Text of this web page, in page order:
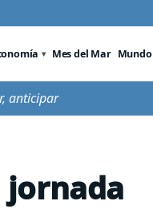
Mes del Mar Mundo
anticipar
jornada